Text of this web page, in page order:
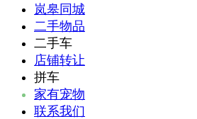
岚皋同城
二手物品
二手车
店铺转让
拼车
家有宠物
联系我们